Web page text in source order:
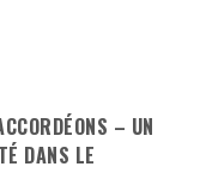
– UN
DANS LE